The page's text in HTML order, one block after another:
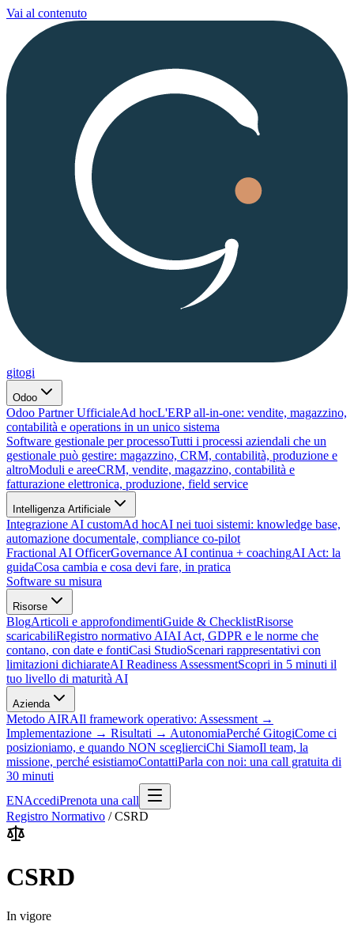
Vai al contenuto
gitogi
Odoo
Odoo Partner UfficialeAd hocL'ERP all-in-one: vendite, magazzino,
contabilità e operations in un unico sistema
Software gestionale per processoTutti i processi aziendali che un
gestionale può gestire: magazzino, CRM, contabilità, produzione e
altroModuli e areeCRM, vendite, magazzino, contabilità e
fatturazione elettronica, produzione, field service
Intelligenza Artificiale
Integrazione AI customAd hocAI nei tuoi sistemi: knowledge base,
automazione documentale, compliance co-pilot
Fractional AI OfficerGovernance AI continua + coachingAI Act: la
guidaCosa cambia e cosa devi fare, in pratica
Software su misura
Risorse
BlogArticoli e approfondimentiGuide & ChecklistRisorse
scaricabiliRegistro normativo AIAI Act, GDPR e le norme che
contano, con date e fontiCasi StudioScenari rappresentativi con
limitazioni dichiarateAI Readiness AssessmentScopri in 5 minuti il
tuo livello di maturità AI
Azienda
Metodo AIRAIl framework operativo: Assessment →
Implementazione → Risultati → AutonomiaPerché GitogiCome ci
posizioniamo, e quando NON sceglierciChi SiamoIl team, la
missione, perché esistiamoContattiParla con noi: una call gratuita di
30 minuti
ENAccediPrenota una call
Registro Normativo /CSRD
CSRD
In vigore